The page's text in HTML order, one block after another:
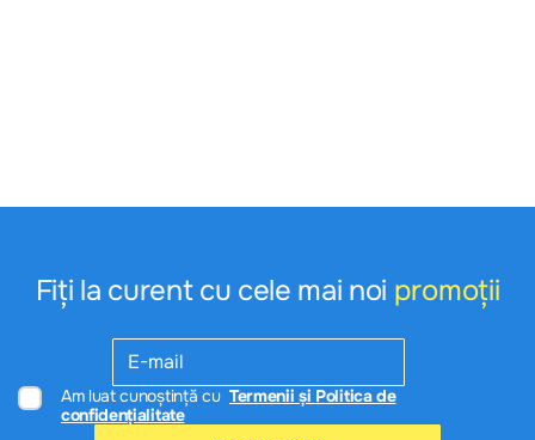
Fiți la curent cu cele mai noi promoții
Am luat cunoștință cu Termenii și Politica de
confidențialitate